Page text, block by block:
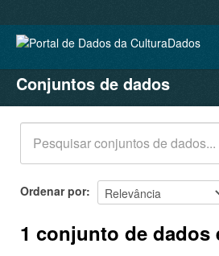
CONJUNTOS DE DADOS
ORGANIZAÇÕES
GRUPOS
SOBRE
Conjuntos de dados
Ordenar por
1 conjunto de dados